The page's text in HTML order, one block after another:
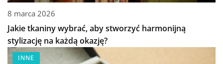
8 marca 2026
Jakie tkaniny wybrać, aby stworzyć harmonijną
stylizację na każdą okazję?
INNE